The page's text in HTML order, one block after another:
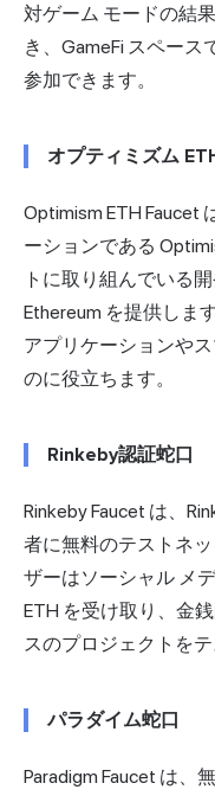
対ゲーム モードの結
き、GameFi スペー
参加できます。
オプティミズム
Optimism ETH Faucet
ーションである
トに取り組んでいる
Ethereum を提供しま
アプリケーションや
のに役立ちます。
Rinkeby認証蛇口
Rinkeby Faucet は、
者に無料のテストネ
ザーはソーシャル メ
ETH を受け取り、金
スのプロジェクトをテ
パラダイム蛇口
Paradigm Faucet は、